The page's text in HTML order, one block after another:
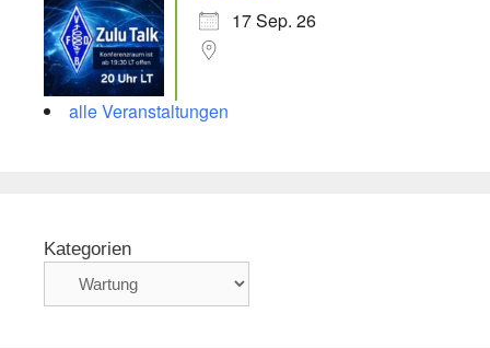
17 Sep. 26
alle Veranstaltungen
Kategorien